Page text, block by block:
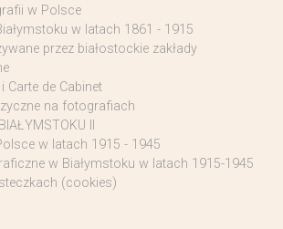
w Polsce
w latach 1861 - 1915
przez białostockie zakłady
Carte de Cabinet
na fotografiach
II
w latach 1915 - 1945
w Białymstoku w latach 1915-1945
(cookies)